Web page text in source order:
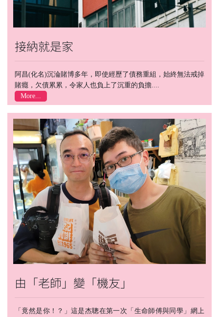
接納就是家
阿昌(化名)沉淪賭博多年，即使經歷了債務重組，始終無法戒掉
賭癮，欠債累累，令家人也負上了沉重的負擔....
More...
由「老師」變「機友」
「竟然是你！？」這是杰聰在第一次「生命師傅與同學」網上